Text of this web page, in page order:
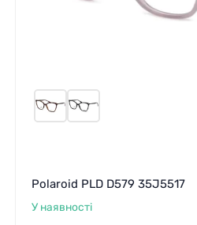
Polaroid PLD D579 35J5517
У наявності